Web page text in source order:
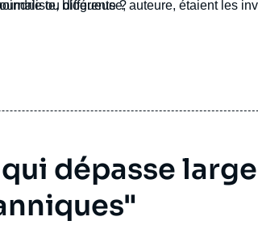
ou différente ?
blogueuse, auteure, étaient les
dépasse